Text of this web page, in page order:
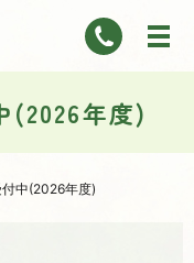
(2026年度)
中(2026年度)